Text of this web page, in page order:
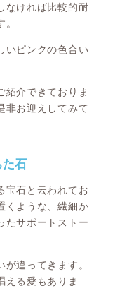
なければ比較的耐
いピンクの色合い
紹介できておりま
非お迎えしてみて
石
宝石と云われてお
くような、繊細か
たサポートストー
が違ってきます。
える愛もありま